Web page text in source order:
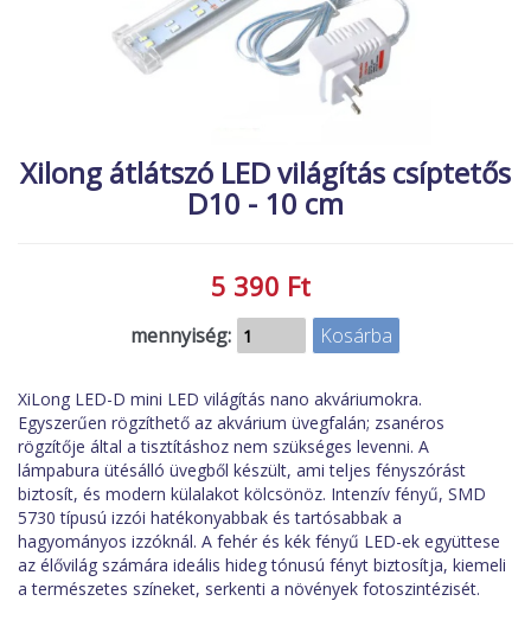
új élőlények
MACSKA
ÉLŐ ÉDESVÍZI
NÖVÉNYEK
Xilong átlátszó LED világítás csíptetős
D10 - 10 cm
5 390 Ft
mennyiség:
XiLong LED-D mini LED világítás nano akváriumokra.
Egyszerűen rögzíthető az akvárium üvegfalán; zsanéros
rögzítője által a tisztításhoz nem szükséges levenni. A
lámpabura ütésálló üvegből készült, ami teljes fényszórást
biztosít, és modern külalakot kölcsönöz. Intenzív fényű, SMD
5730 típusú izzói hatékonyabbak és tartósabbak a
hagyományos izzóknál. A fehér és kék fényű LED-ek együttese
az élővilág számára ideális hideg tónusú fényt biztosítja, kiemeli
a természetes színeket, serkenti a növények fotoszintézisét.